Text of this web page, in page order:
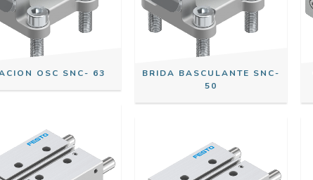
OSC SNC- 63
BRIDA BASCULANTE SNC-
50